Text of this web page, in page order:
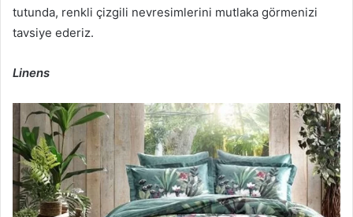
tutunda, renkli çizgili nevresimlerini mutlaka görmenizi
tavsiye ederiz.
Linens